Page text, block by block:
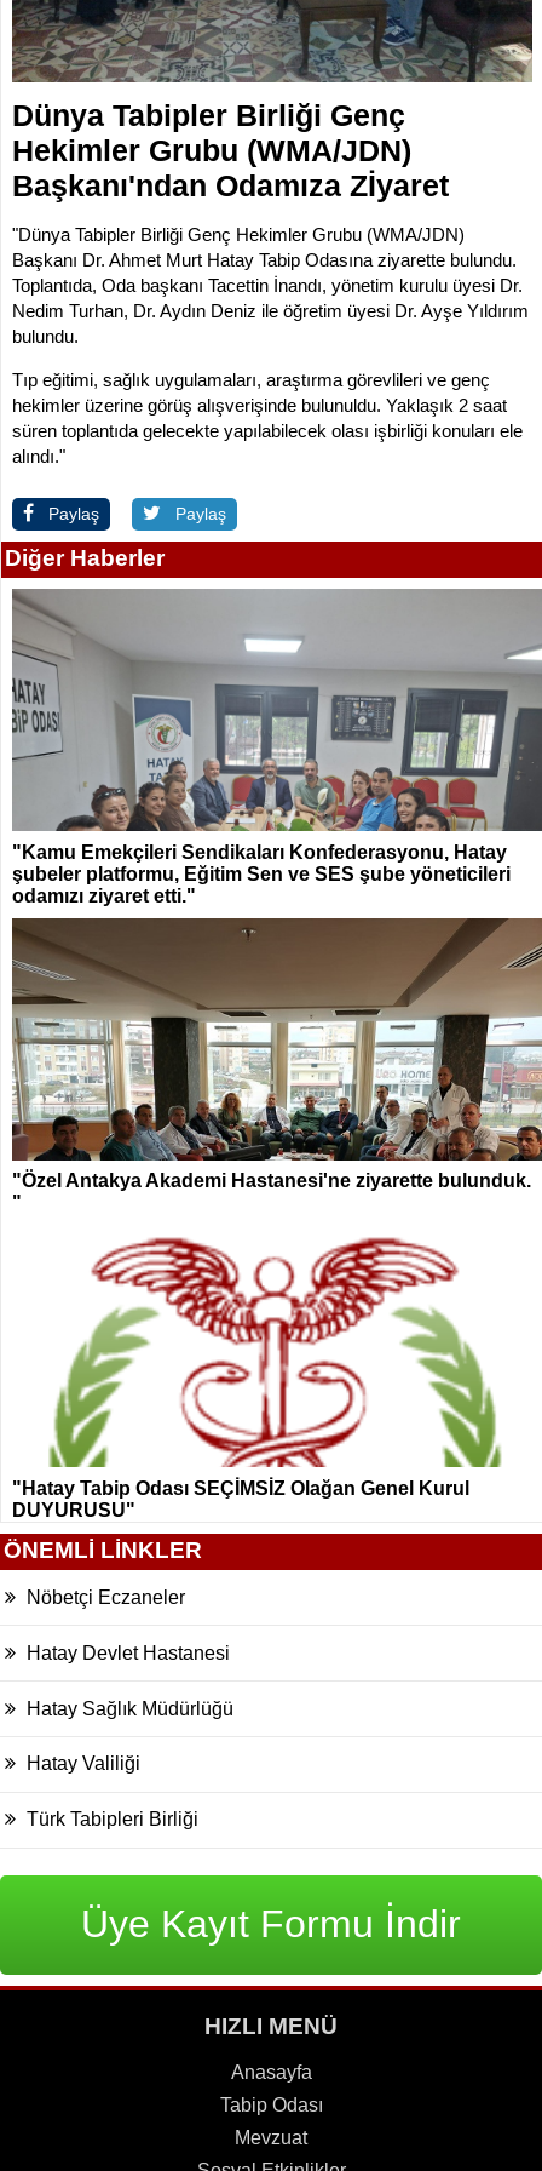
KOMİSYONLAR
İLETİŞİM
Dünya Tabipler Birliği Genç
Hekimler Grubu (WMA/JDN)
Başkanı'ndan Odamıza Zİyaret
"Dünya Tabipler Birliği Genç Hekimler Grubu (WMA/JDN)
Başkanı Dr. Ahmet Murt Hatay Tabip Odasına ziyarette bulundu.
Toplantıda, Oda başkanı Tacettin İnandı, yönetim kurulu üyesi Dr.
Nedim Turhan, Dr. Aydın Deniz ile öğretim üyesi Dr. Ayşe Yıldırım
bulundu.
Tıp eğitimi, sağlık uygulamaları, araştırma görevlileri ve genç
hekimler üzerine görüş alışverişinde bulunuldu. Yaklaşık 2 saat
süren toplantıda gelecekte yapılabilecek olası işbirliği konuları ele
alındı."
Paylaş Paylaş
Diğer Haberler
"Kamu Emekçileri Sendikaları Konfederasyonu, Hatay
şubeler platformu, Eğitim Sen ve SES şube yöneticileri
odamızı ziyaret etti."
"Özel Antakya Akademi Hastanesi'ne ziyarette bulunduk.
"
"Hatay Tabip Odası SEÇİMSİZ Olağan Genel Kurul
DUYURUSU"
ÖNEMLİ LİNKLER
Nöbetçi Eczaneler
Hatay Devlet Hastanesi
Hatay Sağlık Müdürlüğü
Hatay Valiliği
Türk Tabipleri Birliği
Üye Kayıt Formu İndir
HIZLI MENÜ
Anasayfa
Tabip Odası
Mevzuat